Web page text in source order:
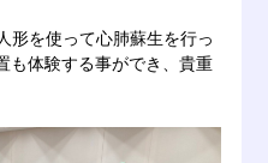
形を使って心肺蘇生を行っ
も体験する事ができ、貴重